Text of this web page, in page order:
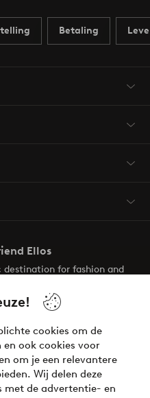
cookies om de
ook cookies voor
om je een relevantere
Wij delen deze
met de advertentie- en
Betaling
Ellos
for fashion and
inspiring look is here!